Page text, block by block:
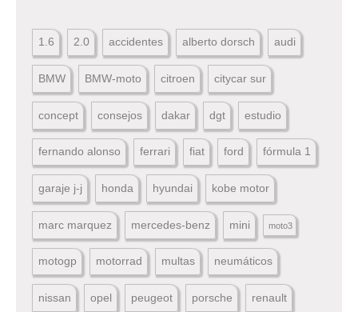
1.6 2.0 accidentes alberto dorsch audi
BMW BMW-moto citroen citycar sur
concept consejos dakar dgt estudio
fernando alonso ferrari fiat ford fórmula 1
garaje j-j honda hyundai kobe motor
marc marquez mercedes-benz mini moto3
motogp motorrad multas neumáticos
nissan opel peugeot porsche renault